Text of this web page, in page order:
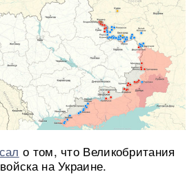
о том, что Великобритания
на Украине.